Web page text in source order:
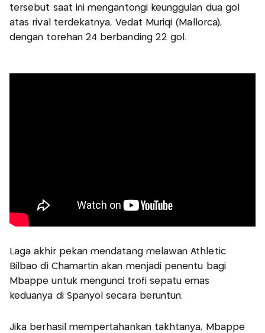
tersebut saat ini mengantongi keunggulan dua gol
atas rival terdekatnya, Vedat Muriqi (Mallorca),
dengan torehan 24 berbanding 22 gol.
Laga akhir pekan mendatang melawan Athletic
Bilbao di Chamartín akan menjadi penentu bagi
Mbappe untuk mengunci trofi sepatu emas
keduanya di Spanyol secara beruntun.
Jika berhasil mempertahankan takhtanya, Mbappe